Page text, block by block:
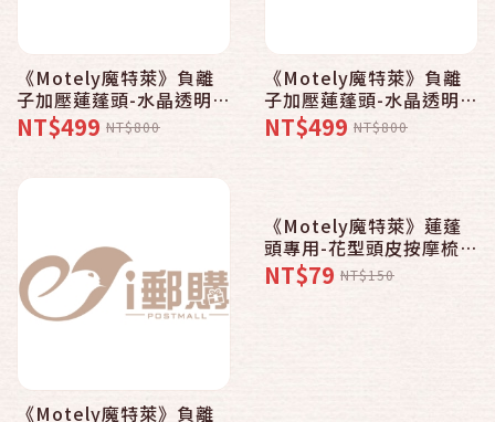
《Motely魔特萊》負離
子加壓蓮蓬頭-水晶透明系
〈8ST水晶藍x1 香精x3
花形環x1〉
NT$499 NT$800
《Motely魔特萊》負離
子加壓蓮蓬頭-水晶透明系
〈8ST水晶黃x1 香精x3
花形環x1〉
NT$499 NT$800
《Motely魔特萊》負離
《Motely魔特萊》蓮蓬
頭專用-花型頭皮按摩梳粉
紅〈1入〉
NT$79 NT$150